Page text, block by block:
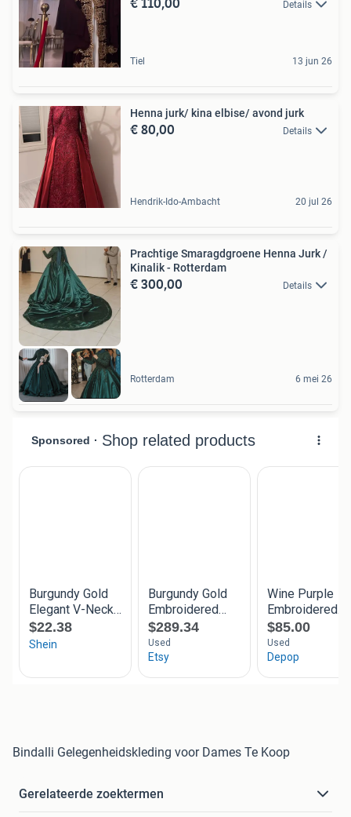
Details
Tiel 13 jun 26
Henna jurk/ kina elbise/ avond jurk
€ 80,00 Details
Hendrik-Ido-Ambacht 20 jul 26
Prachtige Smaragdgroene Henna Jurk /
Kinalik - Rotterdam
€ 300,00 Details
Rotterdam 6 mei 26
Bindalli Gelegenheidskleding voor Dames Te Koop
Gerelateerde zoektermen